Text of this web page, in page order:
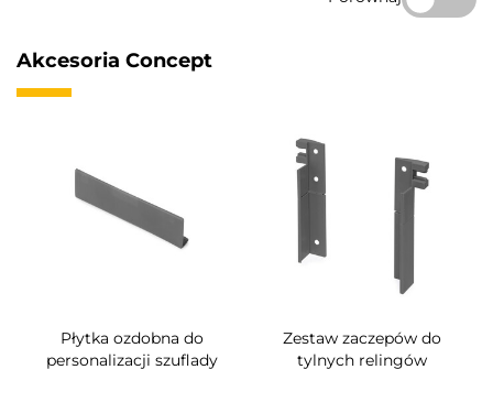
Akcesoria Concept
Płytka ozdobna do
personalizacji szuflady
Zestaw zaczepów do
tylnych relingów